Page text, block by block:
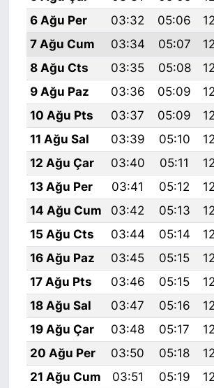
6 Ağu Per
03:32 05:06
7 Ağu Cum
03:34 05:07
8 Ağu Cts
03:35 05:08
9 Ağu Paz
03:36 05:09
10 Ağu Pts
03:37 05:09
11 Ağu Sal
03:39 05:10
12 Ağu Çar
03:40 05:11
13 Ağu Per
03:41 05:12
14 Ağu Cum
03:42 05:13
15 Ağu Cts
03:44 05:14
16 Ağu Paz
03:45 05:15
17 Ağu Pts
03:46 05:15
18 Ağu Sal
03:47 05:16
19 Ağu Çar
03:48 05:17
20 Ağu Per
03:50 05:18
21 Ağu Cum
03:51 05:19